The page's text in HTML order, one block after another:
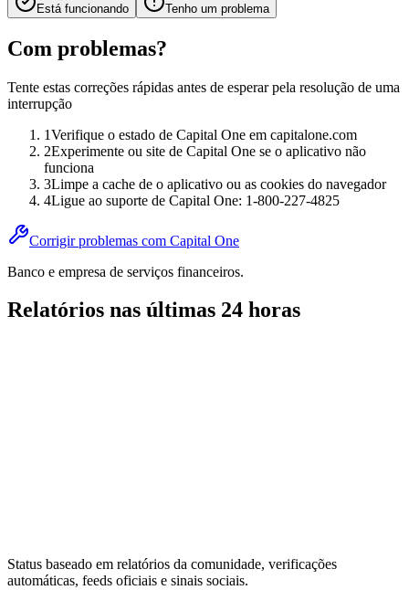
Está funcionando Tenho um problema
Com problemas?
Tente estas correções rápidas antes de esperar pela resolução de uma
interrupção
1Verifique o estado de Capital One em capitalone.com
2Experimente ou site de Capital One se o aplicativo não
funciona
3Limpe a cache de o aplicativo ou as cookies do navegador
4Ligue ao suporte de Capital One: 1-800-227-4825
Corrigir problemas com Capital One
Banco e empresa de serviços financeiros.
Relatórios nas últimas 24 horas
Status baseado em relatórios da comunidade, verificações
automáticas, feeds oficiais e sinais sociais.